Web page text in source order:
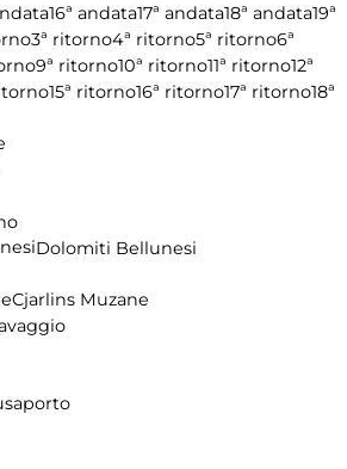
16ª andata17ª andata18ª andata19ª
3ª ritorno4ª ritorno5ª ritorno6ª
9ª ritorno10ª ritorno11ª ritorno12ª
15ª ritorno16ª ritorno17ª ritorno18ª
Dolomiti Bellunesi
Cjarlins Muzane